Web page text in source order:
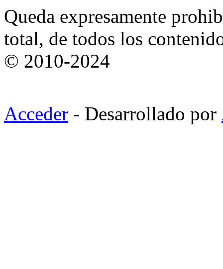
Queda expresamente
total, de todos los
© 2010-2024
Acceder - Desarrollado por